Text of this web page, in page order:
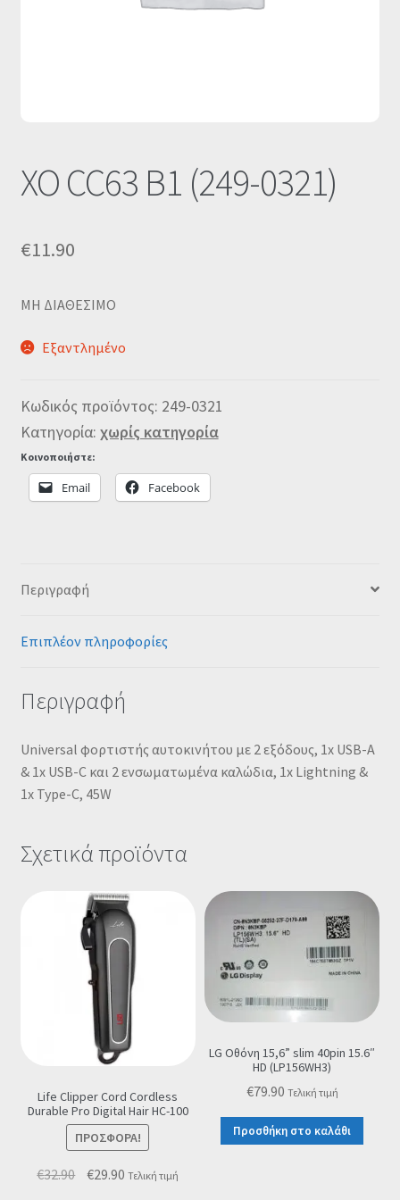
XO CC63 B1 (249-0321)
€11.90
MΗ ΔΙΑΘΕΣΙΜΟ
Εξαντλημένο
Κωδικός προϊόντος: 249-0321
Κατηγορία: χωρίς κατηγορία
Κοινοποιήστε:
Email Facebook
Περιγραφή
Επιπλέον πληροφορίες
Περιγραφή
Universal φορτιστής αυτοκινήτου με 2 εξόδους, 1x USB-A
& 1x USB-C και 2 ενσωματωμένα καλώδια, 1x Lightning &
1x Type-C, 45W
Σχετικά προϊόντα
Life Clipper Cord Cordless
Durable Pro Digital Hair HC-100
ΠΡΟΣΦΟΡΆ!
€32.90 Original
price
€29.90 Η
τρέχουσα
Τελική τιμή
LG Οθόνη 15,6” slim 40pin 15.6″
HD (LP156WH3)
€79.90 Τελική τιμή
Προσθήκη στο καλάθι